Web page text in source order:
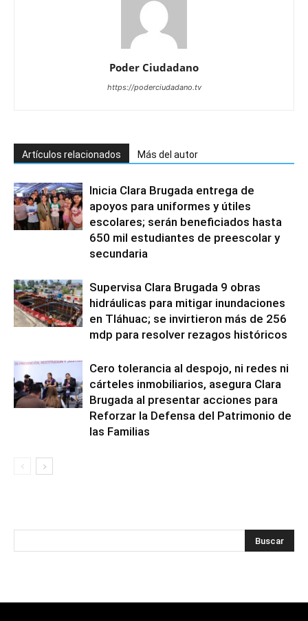
Poder Ciudadano
https://poderciudadano.tv
Artículos relacionados Más del autor
Inicia Clara Brugada entrega de
apoyos para uniformes y útiles
escolares; serán beneficiados hasta
650 mil estudiantes de preescolar y
secundaria
Supervisa Clara Brugada 9 obras
hidráulicas para mitigar inundaciones
en Tláhuac; se invirtieron más de 256
mdp para resolver rezagos históricos
Cero tolerancia al despojo, ni redes ni
cárteles inmobiliarios, asegura Clara
Brugada al presentar acciones para
Reforzar la Defensa del Patrimonio de
las Familias